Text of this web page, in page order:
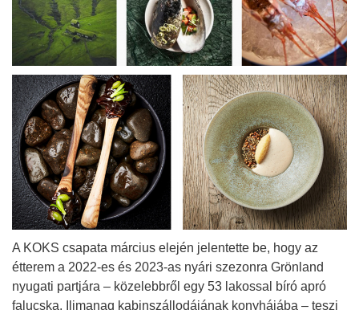
A KOKS csapata március elején jelentette be, hogy az
étterem a 2022-es és 2023-as nyári szezonra Grönland
nyugati partjára – közelebbről egy 53 lakossal bíró apró
falucska, Ilimanaq kabinszállodájának konyhájába – teszi